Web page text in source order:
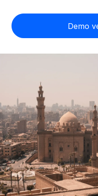
Contractor of
Rechtssichere,
Globales Onboarding
PEO
Auslagern von
INFRASTRUKTUR
Remote Embedded
Nahtlose Integration
Plattform
Integrierte HR-
Einfache Einstellung
Startups
Agile HR- und
Unternehmen
Mittelstand
Maßgeschneiderte
vergrößern
Enterprise
Globale HR für
Informationen zu
Abwicklungsfristen
LERNEN MIT REMOTE
Forschung und
Fallstudien
HR-Glossar
Deutsch
Español
Italiano
Português (Portugal)
Demo